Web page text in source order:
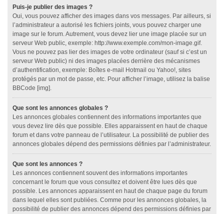
Puis-je publier des images ?
Oui, vous pouvez afficher des images dans vos messages. Par ailleurs, si
l’administrateur a autorisé les fichiers joints, vous pouvez charger une
image sur le forum. Autrement, vous devez lier une image placée sur un
serveur Web public, exemple: http://www.exemple.com/mon-image.gif.
Vous ne pouvez pas lier des images de votre ordinateur (sauf si c’est un
serveur Web public) ni des images placées derrière des mécanismes
d’authentification, exemple: Boîtes e-mail Hotmail ou Yahoo!, sites
protégés par un mot de passe, etc. Pour afficher l’image, utilisez la balise
BBCode [img].
Que sont les annonces globales ?
Les annonces globales contiennent des informations importantes que
vous devez lire dès que possible. Elles apparaissent en haut de chaque
forum et dans votre panneau de l’utilisateur. La possibilité de publier des
annonces globales dépend des permissions définies par l’administrateur.
Que sont les annonces ?
Les annonces contiennent souvent des informations importantes
concernant le forum que vous consultez et doivent être lues dès que
possible. Les annonces apparaissent en haut de chaque page du forum
dans lequel elles sont publiées. Comme pour les annonces globales, la
possibilité de publier des annonces dépend des permissions définies par